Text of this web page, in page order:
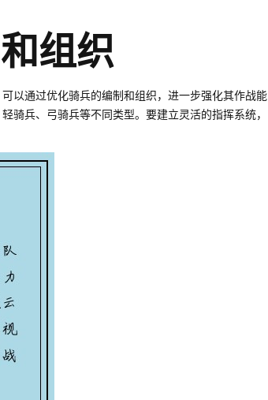
组织
以通过优化骑兵的编制和组织，进一步强化其作战能
骑兵、弓骑兵等不同类型。要建立灵活的指挥系统，